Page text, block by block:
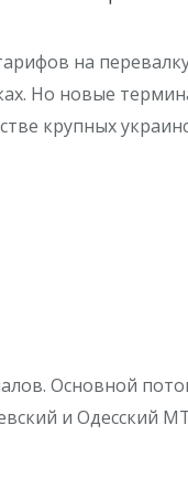
на
Но новые
крупных
Основной
и Одесский